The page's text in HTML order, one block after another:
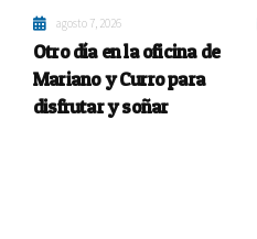
agosto 7, 2026
Otro día en la oficina de
Mariano y Curro para
disfrutar y soñar